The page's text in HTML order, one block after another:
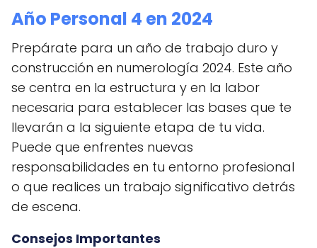
Año Personal 4 en 2024
Prepárate para un año de trabajo duro y
construcción en numerología 2024. Este año
se centra en la estructura y en la labor
necesaria para establecer las bases que te
llevarán a la siguiente etapa de tu vida.
Puede que enfrentes nuevas
responsabilidades en tu entorno profesional
o que realices un trabajo significativo detrás
de escena.
Consejos Importantes